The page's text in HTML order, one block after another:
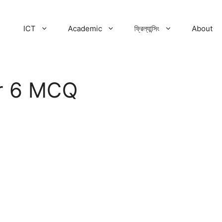
ICT Academic ফ্রিল্যান্সিং About
6 MCQ